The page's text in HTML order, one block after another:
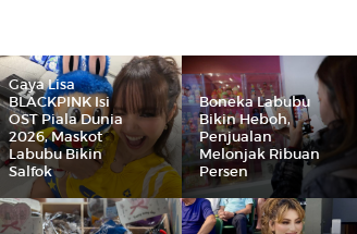
Gaya Lisa
BLACKPINK Isi
OST Piala Dunia
2026, Maskot
Labubu Bikin
Salfok
Boneka Labubu
Bikin Heboh,
Penjualan
Melonjak Ribuan
Persen